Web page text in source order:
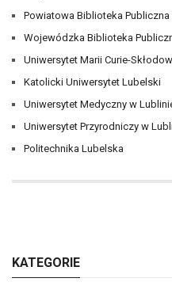
Powiatowa Biblioteka
Wojewódzka Biblioteka
Uniwersytet Marii Curie-
Katolicki Uniwersytet Lubelski
Uniwersytet Medyczny w
Uniwersytet Przyrodniczy w
Politechnika Lubelska
KATEGORIE